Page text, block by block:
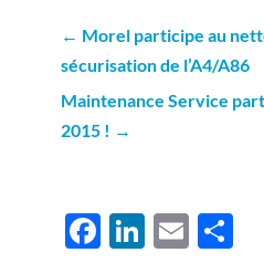
← Morel participe au
sécurisation de l’A4/A86
Maintenance Service
2015 ! →
F Li E P